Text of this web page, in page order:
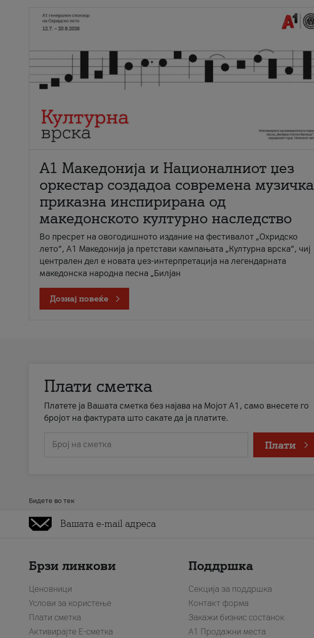
А1 Македонија и Националниот џез
оркестар создадоа современа музичка
приказна инспирирана од
македонското културно наследство
Во пресрет на овогодишното издание на фестивалот „Охридско
лето“, А1 Македонија ја претстави кампањата „Културна врска“, чиј
централен дел е новата џез-интерпретација на легендарната
македонска народна песна „Билјан
Дознај повеќе
Плати сметка
Платете ја Вашата сметка без најава на Мојот А1, само внесете го
бројот на фактурата што сакате да ја платите.
Број на сметка Плати
Бидете во тек
Брзи линкови
Ценовници
Услови за користење
Плати сметка
Активирајте Е-сметка
Поддршка
Секција за поддршка
Контакт форма
Закажи бизнис состанок
A1 Продажни места